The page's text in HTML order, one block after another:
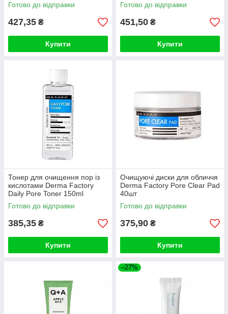
Готово до відправки
427,35 ₴
Купити
Готово до відправки
451,50 ₴
Купити
Тонер для очищення пор із
кислотами Derma Factory
Daily Pore Toner 150ml
Готово до відправки
385,35 ₴
Купити
Очищуючі диски для обличчя
Derma Factory Pore Clear Pad
40шт
Готово до відправки
375,90 ₴
Купити
–27%